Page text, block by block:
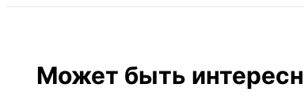
Может быть